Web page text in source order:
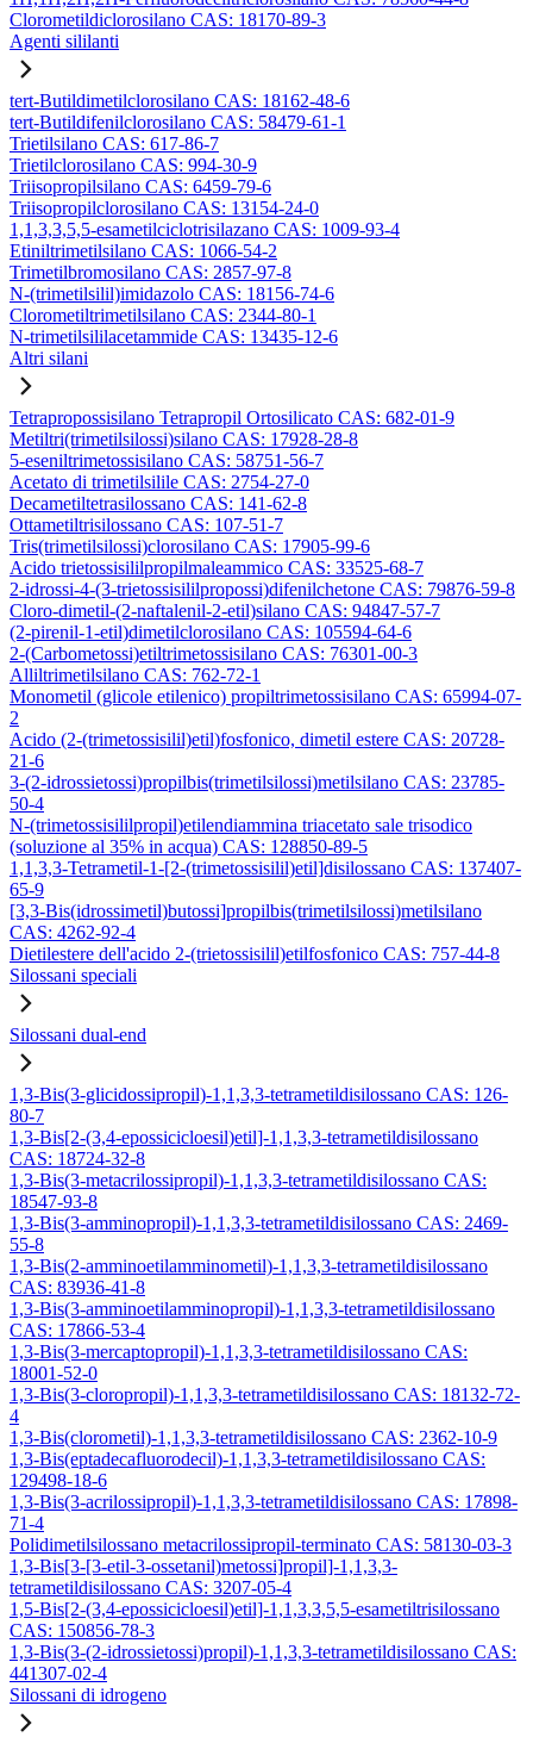
Clorometildiclorosilano CAS: 18170-89-3
Agenti sililanti
tert-Butildimetilclorosilano CAS: 18162-48-6
tert-Butildifenilclorosilano CAS: 58479-61-1
Trietilsilano CAS: 617-86-7
Trietilclorosilano CAS: 994-30-9
Triisopropilsilano CAS: 6459-79-6
Triisopropilclorosilano CAS: 13154-24-0
1,1,3,3,5,5-esametilciclotrisilazano CAS: 1009-93-4
Etiniltrimetilsilano CAS: 1066-54-2
Trimetilbromosilano CAS: 2857-97-8
N-(trimetilsilil)imidazolo CAS: 18156-74-6
Clorometiltrimetilsilano CAS: 2344-80-1
N-trimetilsililacetammide CAS: 13435-12-6
Altri silani
Tetrapropossisilano Tetrapropil Ortosilicato CAS: 682-01-9
Metiltri(trimetilsilossi)silano CAS: 17928-28-8
5-eseniltrimetossisilano CAS: 58751-56-7
Acetato di trimetilsilile CAS: 2754-27-0
Decametiltetrasilossano CAS: 141-62-8
Ottametiltrisilossano CAS: 107-51-7
Tris(trimetilsilossi)clorosilano CAS: 17905-99-6
Acido trietossisililpropilmaleammico CAS: 33525-68-7
2-idrossi-4-(3-trietossisililpropossi)difenilchetone CAS: 79876-59-8
Cloro-dimetil-(2-naftalenil-2-etil)silano CAS: 94847-57-7
(2-pirenil-1-etil)dimetilclorosilano CAS: 105594-64-6
2-(Carbometossi)etiltrimetossisilano CAS: 76301-00-3
Alliltrimetilsilano CAS: 762-72-1
Monometil (glicole etilenico) propiltrimetossisilano CAS: 65994-07-
2
Acido (2-(trimetossisilil)etil)fosfonico, dimetil estere CAS: 20728-
21-6
3-(2-idrossietossi)propilbis(trimetilsilossi)metilsilano CAS: 23785-
50-4
N-(trimetossisililpropil)etilendiammina triacetato sale trisodico
(soluzione al 35% in acqua) CAS: 128850-89-5
1,1,3,3-Tetrametil-1-[2-(trimetossisilil)etil]disilossano CAS: 137407-
65-9
[3,3-Bis(idrossimetil)butossi]propilbis(trimetilsilossi)metilsilano
CAS: 4262-92-4
Dietilestere dell'acido 2-(trietossisilil)etilfosfonico CAS: 757-44-8
Silossani speciali
Silossani dual-end
1,3-Bis(3-glicidossipropil)-1,1,3,3-tetrametildisilossano CAS: 126-
80-7
1,3-Bis[2-(3,4-epossicicloesil)etil]-1,1,3,3-tetrametildisilossano
CAS: 18724-32-8
1,3-Bis(3-metacrilossipropil)-1,1,3,3-tetrametildisilossano CAS:
18547-93-8
1,3-Bis(3-amminopropil)-1,1,3,3-tetrametildisilossano CAS: 2469-
55-8
1,3-Bis(2-amminoetilamminometil)-1,1,3,3-tetrametildisilossano
CAS: 83936-41-8
1,3-Bis(3-amminoetilamminopropil)-1,1,3,3-tetrametildisilossano
CAS: 17866-53-4
1,3-Bis(3-mercaptopropil)-1,1,3,3-tetrametildisilossano CAS:
18001-52-0
1,3-Bis(3-cloropropil)-1,1,3,3-tetrametildisilossano CAS: 18132-72-
4
1,3-Bis(clorometil)-1,1,3,3-tetrametildisilossano CAS: 2362-10-9
1,3-Bis(eptadecafluorodecil)-1,1,3,3-tetrametildisilossano CAS:
129498-18-6
1,3-Bis(3-acrilossipropil)-1,1,3,3-tetrametildisilossano CAS: 17898-
71-4
Polidimetilsilossano metacrilossipropil-terminato CAS: 58130-03-3
1,3-Bis[3-[3-etil-3-ossetanil)metossi]propil]-1,1,3,3-
tetrametildisilossano CAS: 3207-05-4
1,5-Bis[2-(3,4-epossicicloesil)etil]-1,1,3,3,5,5-esametiltrisilossano
CAS: 150856-78-3
1,3-Bis(3-(2-idrossietossi)propil)-1,1,3,3-tetrametildisilossano CAS:
441307-02-4
Silossani di idrogeno